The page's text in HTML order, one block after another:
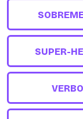
SUPER-
VERBO